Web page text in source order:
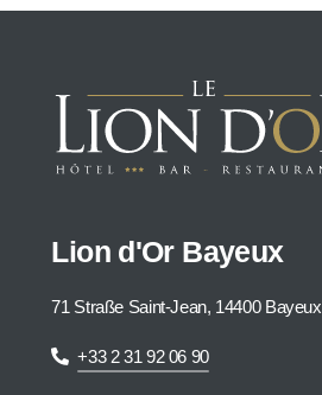
Lion d'Or Bayeux
71 Straße Saint-Jean, 14400 Bayeux
+33 2 31 92 06 90